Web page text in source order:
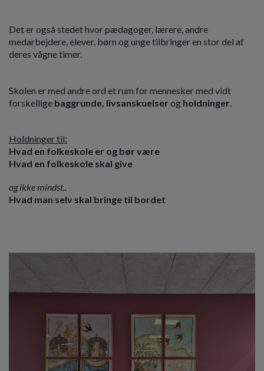
Det er også stedet hvor pædagoger, lærere, andre
medarbejdere, elever, børn og unge tilbringer en stor del af
deres vågne timer.
Skolen er med andre ord et rum for mennesker med vidt
forskellige baggrunde, livsanskuelser og holdninger
Holdninger til:
Hvad en folkeskole er og bør være
Hvad en folkeskole skal give
og ikke mindst..
Hvad man selv skal bringe til bordet